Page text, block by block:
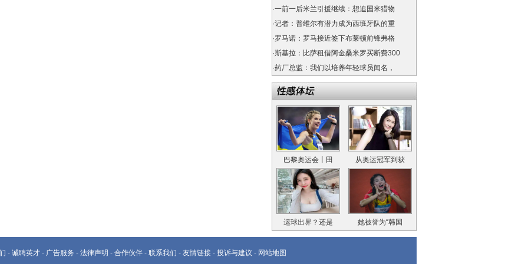
·一前一后米兰引援继续：想追国米猎物
·记者：普维尔有潜力成为西班牙队的重
·罗马诺：罗马接近签下布莱顿前锋弗格
·斯基拉：比萨租借阿金桑米罗买断费300
·药厂总监：我们以培养年轻球员闻名，
巴黎奥运会丨田 从奥运冠军到获
运球出界？还是 她被誉为“韩国
- 诚聘英才 - 广告服务 - 法律声明 - 合作伙伴 - 联系我们 - 友情链接 - 投诉与建议 - 网站地图